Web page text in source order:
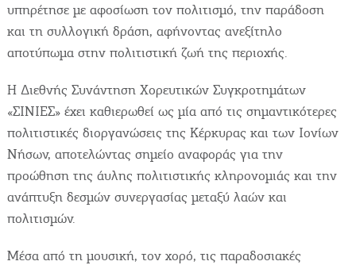
υπηρέτησε με αφοσίωση τον πολιτισμό, την παράδοση
και τη συλλογική δράση, αφήνοντας ανεξίτηλο
αποτύπωμα στην πολιτιστική ζωή της περιοχής.
Η Διεθνής Συνάντηση Χορευτικών Συγκροτημάτων
«ΣΙΝΙΕΣ» έχει καθιερωθεί ως μία από τις σημαντικότερες
πολιτιστικές διοργανώσεις της Κέρκυρας και των Ιονίων
Νήσων, αποτελώντας σημείο αναφοράς για την
προώθηση της άυλης πολιτιστικής κληρονομιάς και την
ανάπτυξη δεσμών συνεργασίας μεταξύ λαών και
πολιτισμών.
Μέσα από τη μουσική, τον χορό, τις παραδοσιακές